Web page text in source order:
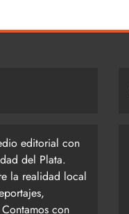
editorial con
del Plata.
la realidad local
con